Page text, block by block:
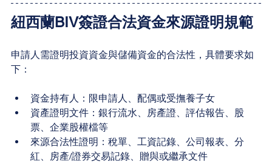
紐西蘭BIV簽證合法資金來源證明規範
申請人需證明投資資金與儲備資金的合法性，具體要求如
下：
資金持有人：限申請人、配偶或受撫養子女
資產證明文件：銀行流水、房產證、評估報告、股
票、企業股權檔等
來源合法性證明：稅單、工資記錄、公司報表、分
紅、房產/證券交易記錄、贈與或繼承文件